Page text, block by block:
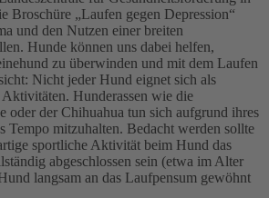
Broschüre „Laufen gegen Depression“
und den Nutzen einer breiten
Hunde können uns dabei helfen,
zu überwinden und mit dem Laufen
Nicht jeder Hund eignet sich als
Hunderassen wie die
oder der Chihuahua tun sich aufgrund ihres
Tempo mitzuhalten. Bedacht werden sollte
sportliche Aktivität beim Hund das
abgeschlossen sein (etwa im Alter
langsam an das Laufpensum gewöhnt